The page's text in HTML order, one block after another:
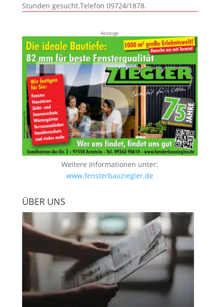
Stunden gesucht.Telefon 09724/1878.
Anzeige
Weitere Informationen unter:
www.fensterbauziegler.de
ÜBER UNS